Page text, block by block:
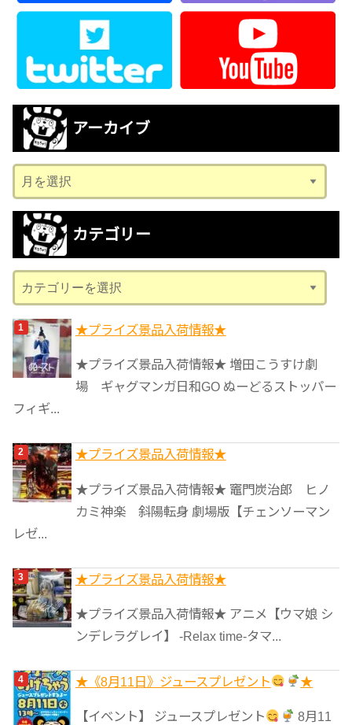
アーカイブ
ー
カ
ブ
カテゴリー
テ
ゴ
リ
ー
★プライズ景品入荷情報★
★プライズ景品入荷情報★ 増田こうすけ劇
場 ギャグマンガ日和GO ぬーどるストッパー
フィギ...
★プライズ景品入荷情報★
★プライズ景品入荷情報★ 竈門炭治郎 ヒノ
カミ神楽 斜陽転身 劇場版【チェンソーマン
レゼ...
★プライズ景品入荷情報★
★プライズ景品入荷情報★ アニメ【ウマ娘 シ
ンデレラグレイ】 -Relax time-タマ...
★《8月11日》ジュースプレゼント ★
【イベント】 ジュースプレゼント
8月11